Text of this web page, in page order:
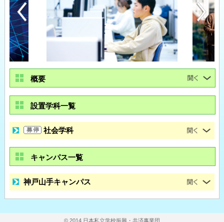
概要
設置学科一覧
社会学科
キャンパス一覧
神戸山手キャンパス
© 2014 日本私立学校振興・共済事業団